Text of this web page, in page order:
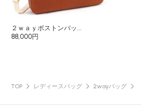
２ｗａｙボストンバッ...
88,000円
TOP レディースバッグ 2wayバッグ